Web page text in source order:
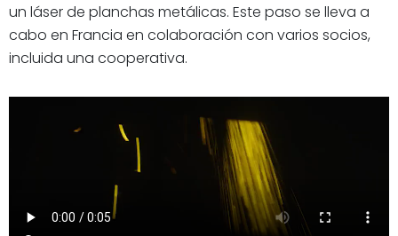
un láser de planchas metálicas. Este paso se lleva a
cabo en Francia en colaboración con varios socios,
incluida una cooperativa.